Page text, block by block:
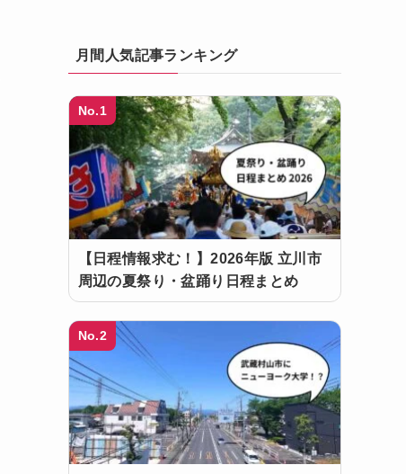
月間人気記事ランキング
No.1
【日程情報求む！】2026年版 立川市
周辺の夏祭り・盆踊り日程まとめ
No.2